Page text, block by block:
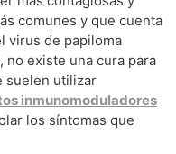
comunes y que cuenta
virus de papiloma
no existe una cura para
suelen utilizar
inmunomoduladores
los síntomas que